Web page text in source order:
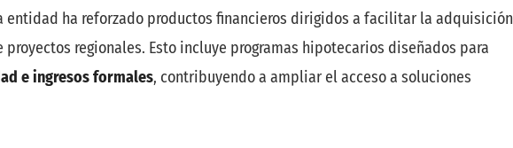
entidad ha reforzado productos financieros dirigidos a facilitar la adquisición
regionales. Esto incluye programas hipotecarios diseñados para
e ingresos formales, contribuyendo a ampliar el acceso a soluciones